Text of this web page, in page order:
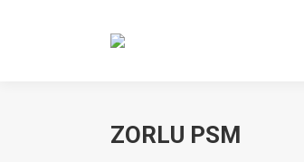
ZORLU PSM